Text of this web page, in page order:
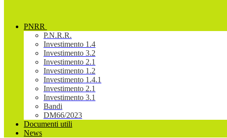
PNRR
P.N.R.R.
Investimento 1.4
Investimento 3.2
Investimento 2.1
Investimento 1.2
Investimento 1.4.1
Investimento 2.1
Investimento 3.1
Bandi
DM66/2023
Documenti utili
News